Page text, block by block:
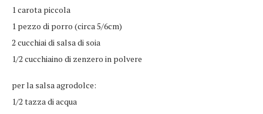
1 carota piccola
1 pezzo di porro (circa 5/6cm)
2 cucchiai di salsa di soia
1/2 cucchiaino di zenzero in polvere
per la salsa agrodolce:
1/2 tazza di acqua